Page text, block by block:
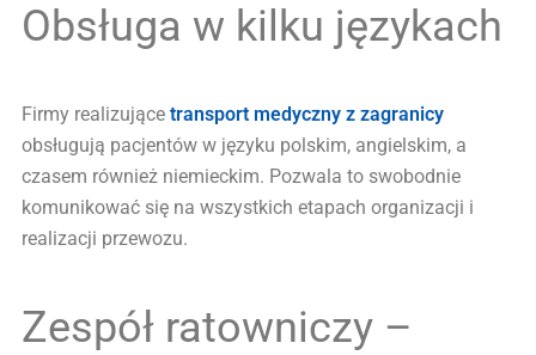
Obsługa w kilku językach
Firmy realizujące transport medyczny z zagranicy
obsługują pacjentów w języku polskim, angielskim, a
czasem również niemieckim. Pozwala to swobodnie
komunikować się na wszystkich etapach organizacji i
realizacji przewozu.
Zespół ratowniczy –